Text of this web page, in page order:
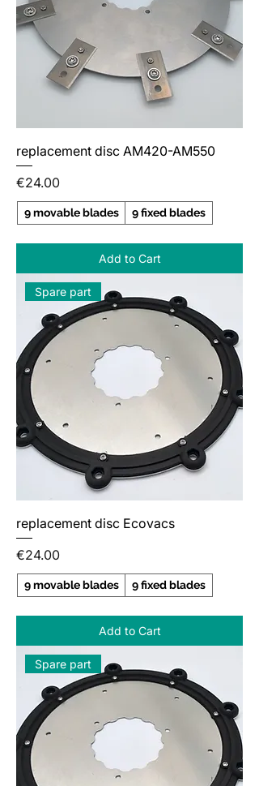
replacement disc AM420-AM550
Price
€24.00
9 movable blades 9 fixed blades
Add to Cart
Spare part
replacement disc Ecovacs
Price
€24.00
9 movable blades 9 fixed blades
Add to Cart
Spare part